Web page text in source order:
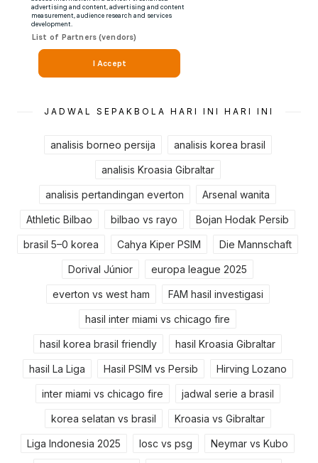
JADWAL SEPAKBOLA HARI INI HARI INI
analisis borneo persija analisis korea brasil
analisis Kroasia Gibraltar
analisis pertandingan everton Arsenal wanita
Athletic Bilbao bilbao vs rayo Bojan Hodak Persib
brasil 5–0 korea Cahya Kiper PSIM Die Mannschaft
Dorival Júnior europa league 2025
everton vs west ham FAM hasil investigasi
hasil inter miami vs chicago fire
hasil korea brasil friendly hasil Kroasia Gibraltar
hasil La Liga Hasil PSIM vs Persib Hirving Lozano
inter miami vs chicago fire jadwal serie a brasil
korea selatan vs brasil Kroasia vs Gibraltar
Liga Indonesia 2025 losc vs psg Neymar vs Kubo